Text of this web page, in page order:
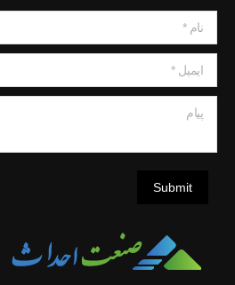
نام *
ایمیل *
Submit